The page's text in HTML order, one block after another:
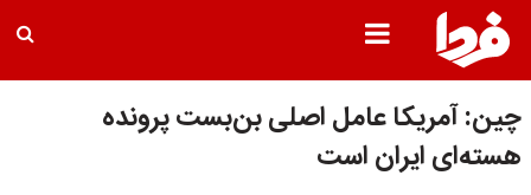
چین: آمریکا عامل اصلی بن‌بست پرونده
هسته‌ای ایران است